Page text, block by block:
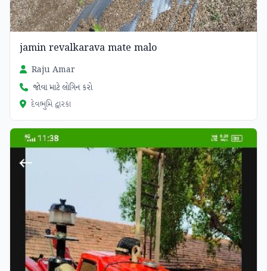
jamin revalkarava mate malo
Raju Amar
જોવા માટે લોગિન કરો
દેવભુમિ દ્વારકા